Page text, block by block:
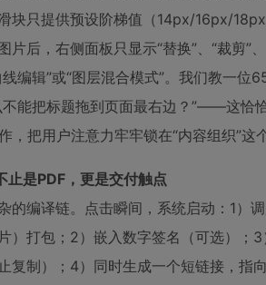
块只提供预设阶梯值（14px/16px/
片后，右侧面板只显示“替换”、“裁剪”
编辑”或“图层混合模式”。我们教一
不能把标题拖到页面最右边？”——这恰
，把用户注意力牢牢锁在“内容组织”这
止是PDF，更是交付触点
的编译链。点击瞬间，系统启动：1）
）打包；2）嵌入数字签名（可选）；
复制）；4）同时生成一个短链接，指